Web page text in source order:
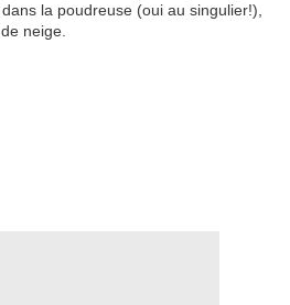
la poudreuse (oui au singulier!),
neige.